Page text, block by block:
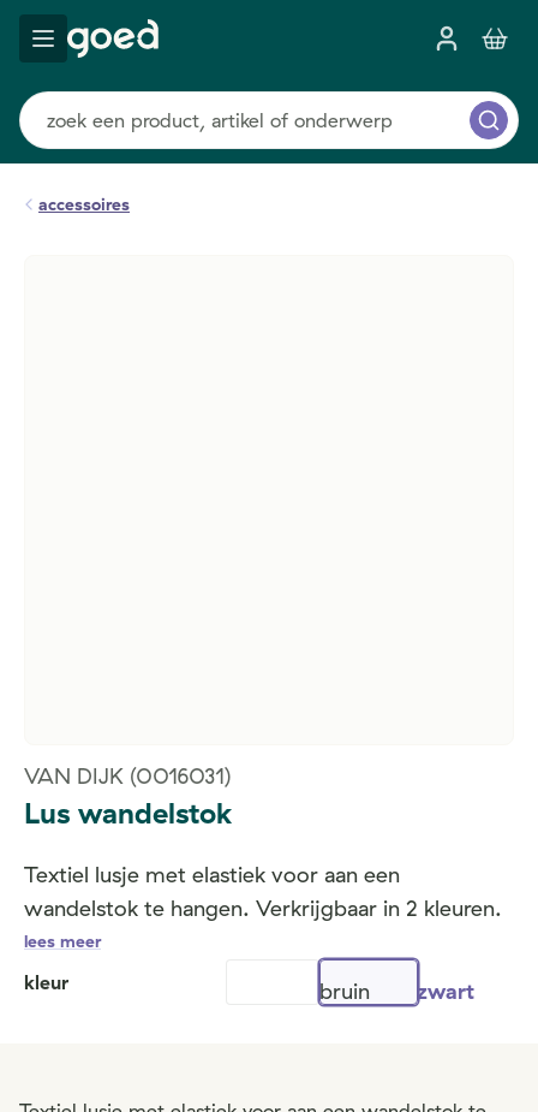
accessoires
VAN DIJK (0016031)
Lus wandelstok
Textiel lusje met elastiek voor aan een
wandelstok te hangen. Verkrijgbaar in 2 kleuren.
lees meer
kleur bruin zwart